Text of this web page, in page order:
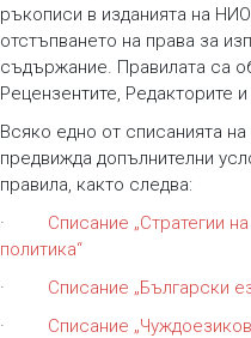
ръкописи в изданията на
отстъпването на права за
съдържание. Правилата са
Рецензентите, Редакторите
Всяко едно от списанията
предвижда допълнителни
правила, както следва:
· Списание „Стратегии
политика“
· Списание „Български
· Списание